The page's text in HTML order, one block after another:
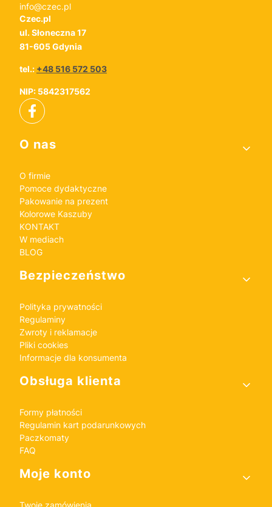
info@czec.pl
Czec.pl
ul. Słoneczna 17
81-605 Gdynia
tel.: +48 516 572 503
NIP: 5842317562
Linki w stopce
O nas
O firmie
Pomoce dydaktyczne
Pakowanie na prezent
Kolorowe Kaszuby
KONTAKT
W mediach
BLOG
Bezpieczeństwo
Polityka prywatności
Regulaminy
Zwroty i reklamacje
Pliki cookies
Informacje dla konsumenta
Obsługa klienta
Formy płatności
Regulamin kart podarunkowych
Paczkomaty
FAQ
Moje konto
Twoje zamówienia